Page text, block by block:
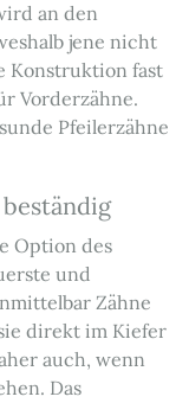
an den
jene nicht
Konstruktion fast
Vorderzähne.
Pfeilerzähne
Option des
und
Zähne
direkt im Kiefer
auch, wenn
Das